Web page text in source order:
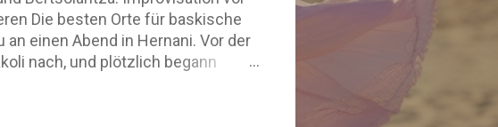
Die besten Orte für baskische
einen Abend in Hernani. Vor der
nach, und plötzlich begann